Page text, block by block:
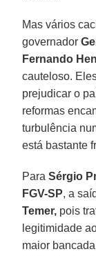
Mas vários
governador
Fernando
cauteloso.
prejudicar o
reformas
turbulência
está bastante
ParaSérgio
FGV-SP, a
Temer, pois
legitimidade
maior